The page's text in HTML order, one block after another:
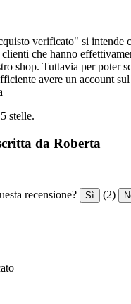
verificato" si intende
clienti che hanno
shop. Tuttavia per poter
avere un account
stelle.
da Roberta
recensione? Sì (2)